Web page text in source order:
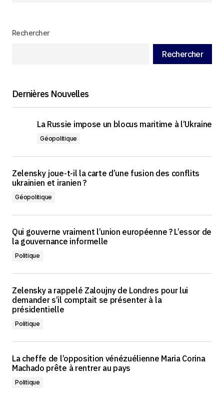
Rechercher
Rechercher
Dernières Nouvelles
La Russie impose un blocus maritime à l’Ukraine
Géopolitique
Zelensky joue-t-il la carte d’une fusion des conflits
ukrainien et iranien ?
Géopolitique
Qui gouverne vraiment l’union européenne ? L’essor de
la gouvernance informelle
Politique
Zelensky a rappelé Zaloujny de Londres pour lui
demander s’il comptait se présenter à la
présidentielle
Politique
La cheffe de l’opposition vénézuélienne Maria Corina
Machado prête à rentrer au pays
Politique